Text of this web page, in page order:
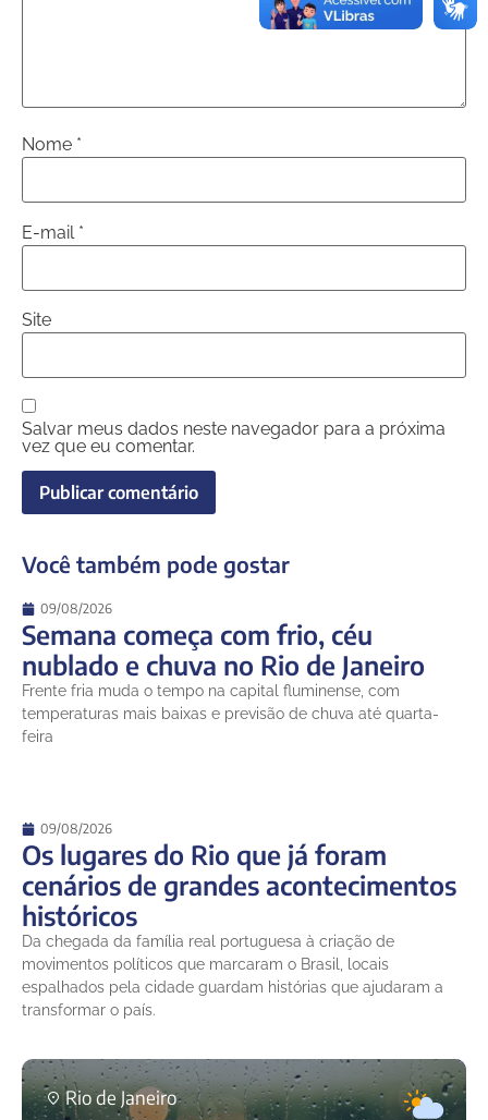
Nome *
E-mail *
Site
Salvar meus dados neste navegador para a próxima
vez que eu comentar.
Você também pode gostar
09/08/2026
Semana começa com frio, céu
nublado e chuva no Rio de Janeiro
Frente fria muda o tempo na capital fluminense, com
temperaturas mais baixas e previsão de chuva até quarta-
feira
09/08/2026
Os lugares do Rio que já foram
cenários de grandes acontecimentos
históricos
Da chegada da família real portuguesa à criação de
movimentos políticos que marcaram o Brasil, locais
espalhados pela cidade guardam histórias que ajudaram a
transformar o país.
Rio de Janeiro